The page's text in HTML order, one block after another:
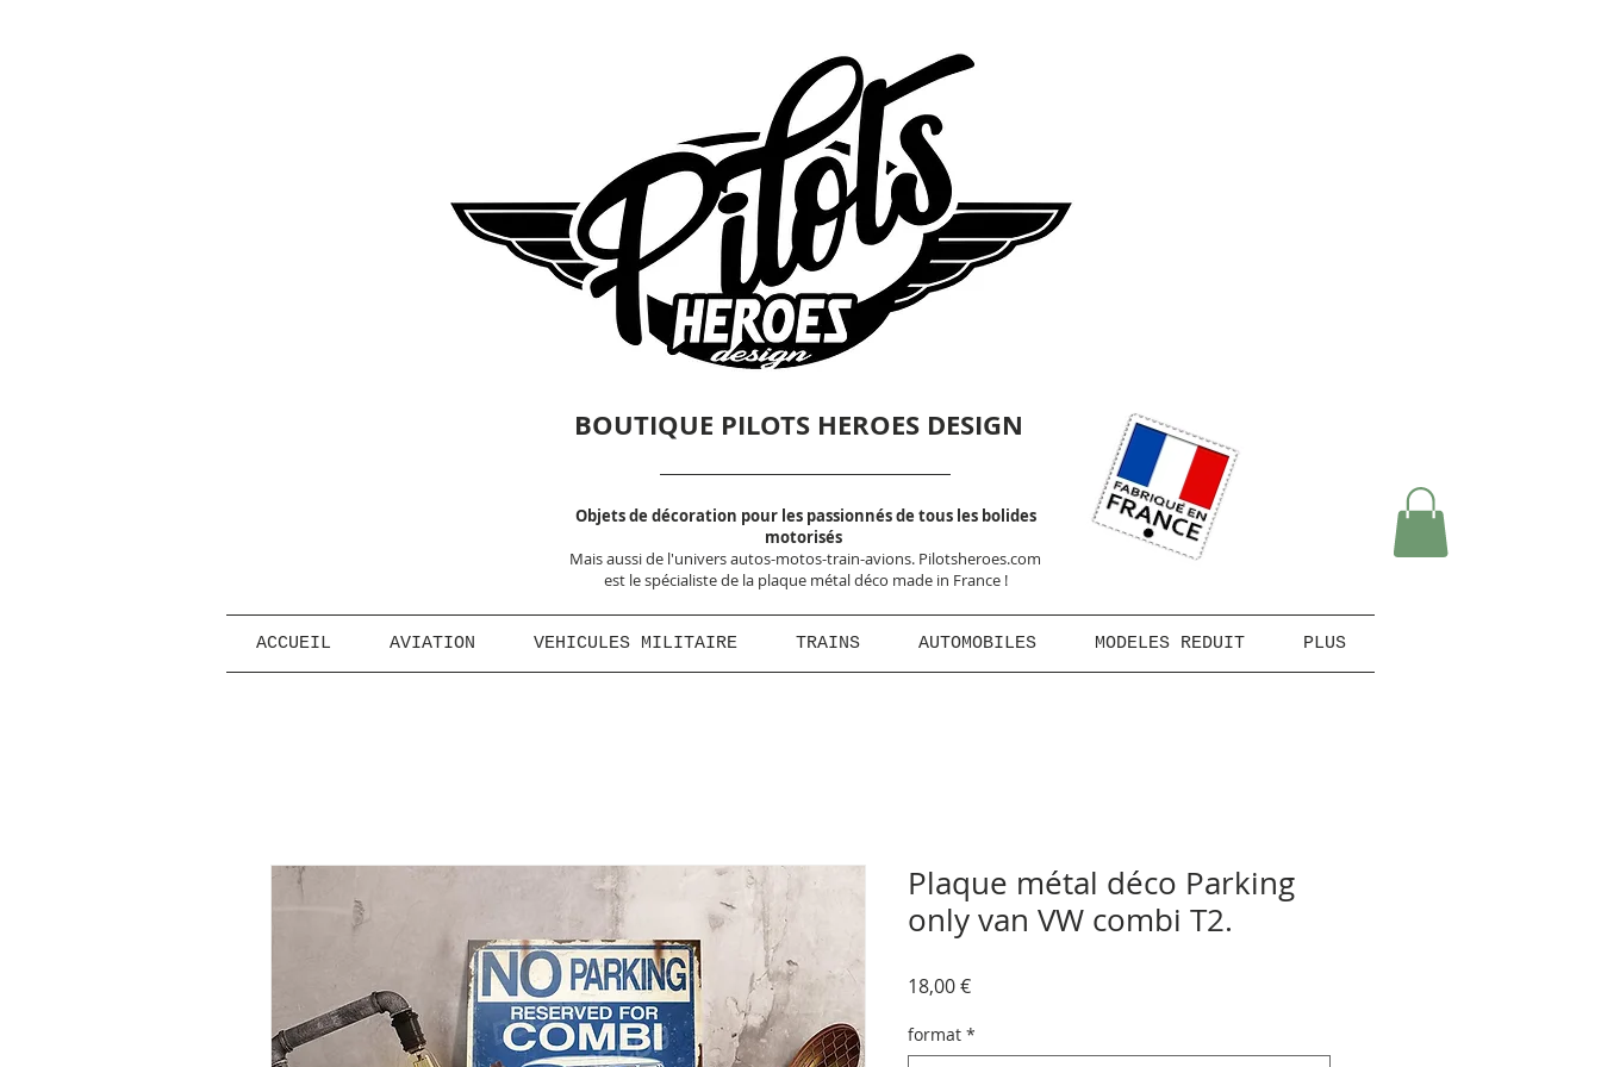
BOUTIQUE PILOTS HEROES DESIGN
Objets de décoration pour les passionnés de tous les bolides
motorisés
Mais aussi de l'univers autos-motos-train-avions. Pilotsheroes.com
est le spécialiste de la plaque métal déco made in France !
ACCUEIL AVIATION VEHICULES MILITAIRE TRAINS AUTOMOBILES MODELES REDUIT PLUS
Plaque métal déco Parking
only van VW combi T2.
18,00 €Prix
format *